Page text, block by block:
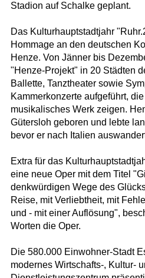
Stadion auf Schalke geplant.
Das Kulturhauptstadtjahr
Hommage an den deutschen
Henze. Von Jänner bis
"Henze-Projekt" in 20 Städten
Ballette, Tanztheater sowie
Kammerkonzerte aufgeführt,
musikalisches Werk zeigen.
Gütersloh geboren und lebte
bevor er nach Italien
Extra für das
eine neue Oper mit dem Titel
denkwürdigen Wege des
Reise, mit Verliebtheit, mit
und - mit einer Auflösung",
Worten die Oper.
Die 580.000 Einwohner-Stadt
modernes Wirtschafts-, Kultur-